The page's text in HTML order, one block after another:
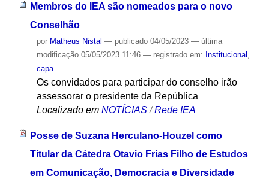
Membros do IEA são nomeados para o novo
Conselhão
por Matheus Nistal — publicado04/05/2023 — última
modificação05/05/2023 11:46 — registrado em: Institucional
capa
Os convidados para participar do conselho irão
assessorar o presidente da República
Localizado em NOTÍCIAS /Rede IEA
Posse de Suzana Herculano-Houzel como
Titular da Cátedra Otavio Frias Filho de Estudos
em Comunicação, Democracia e Diversidade